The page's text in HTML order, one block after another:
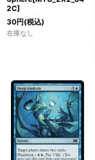
2C]
30円(税込)
在庫なし